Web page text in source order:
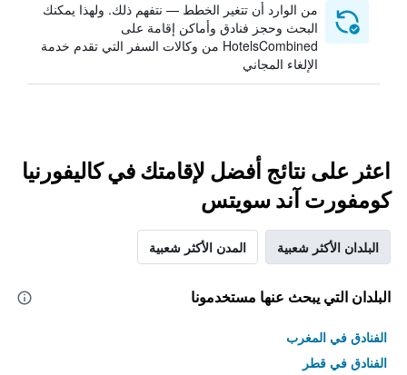
من الوارد أن تتغير الخطط — نتفهم ذلك. ولهذا يمكنك
البحث وحجز فنادق وأماكن إقامة على
HotelsCombined من وكالات السفر التي تقدم خدمة
الإلغاء المجاني
اعثر على نتائج أفضل لإقامتك في كاليفورنيا
كومفورت آند سويتس
البلدان الأكثر شعبية المدن الأكثر شعبية
البلدان التي يبحث عنها مستخدمونا
الفنادق في المغرب
الفنادق في قطر